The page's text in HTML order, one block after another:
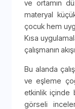
ve ortamın
materyal
çocuk hem
Kısa
çalışmanın
Bu alanda
ve eşleme
etkinlik içinde
görseli